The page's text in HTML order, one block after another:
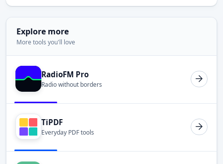
Explore more
More tools you'll love
RadioFM Pro
Radio without borders
TiPDF
Everyday PDF tools